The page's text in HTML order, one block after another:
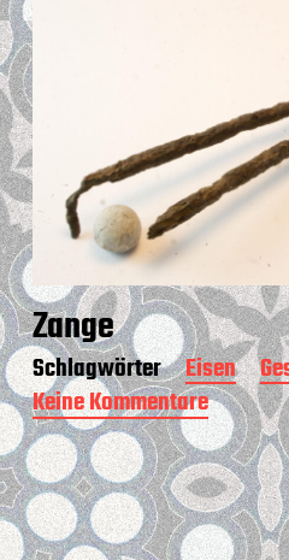
Zange
Schlagwörter Eisen
Keine Kommentarez
u
Z
a
n
g
e